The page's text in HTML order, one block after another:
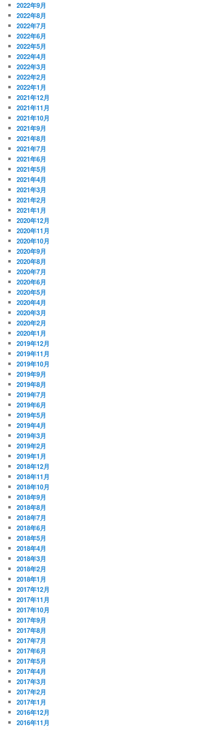
2022年9月
2022年8月
2022年7月
2022年6月
2022年5月
2022年4月
2022年3月
2022年2月
2022年1月
2021年12月
2021年11月
2021年10月
2021年9月
2021年8月
2021年7月
2021年6月
2021年5月
2021年4月
2021年3月
2021年2月
2021年1月
2020年12月
2020年11月
2020年10月
2020年9月
2020年8月
2020年7月
2020年6月
2020年5月
2020年4月
2020年3月
2020年2月
2020年1月
2019年12月
2019年11月
2019年10月
2019年9月
2019年8月
2019年7月
2019年6月
2019年5月
2019年4月
2019年3月
2019年2月
2019年1月
2018年12月
2018年11月
2018年10月
2018年9月
2018年8月
2018年7月
2018年6月
2018年5月
2018年4月
2018年3月
2018年2月
2018年1月
2017年12月
2017年11月
2017年10月
2017年9月
2017年8月
2017年7月
2017年6月
2017年5月
2017年4月
2017年3月
2017年2月
2017年1月
2016年12月
2016年11月